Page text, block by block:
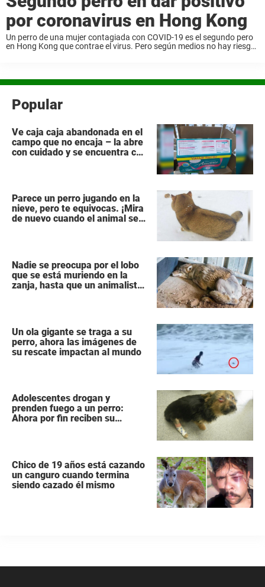
por coronavirus en Hong Kong
Un perro de una mujer contagiada con COVID-19 es el segundo pero
en Hong Kong que contrae el virus. Pero según medios no hay riesgo
Popular
Ve caja caja abandonada en el
campo que no encaja – la abre
con cuidado y se encuentra con
Parece un perro jugando en la
nieve, pero te equivocas. ¡Mira
de nuevo cuando el animal se
Nadie se preocupa por el lobo
que se está muriendo en la
zanja, hasta que un animalista
Un ola gigante se traga a su
perro, ahora las imágenes de
su rescate impactan al mundo
Adolescentes drogan y
prenden fuego a un perro:
Ahora por fin reciben su
Chico de 19 años está cazando
un canguro cuando termina
siendo cazado él mismo